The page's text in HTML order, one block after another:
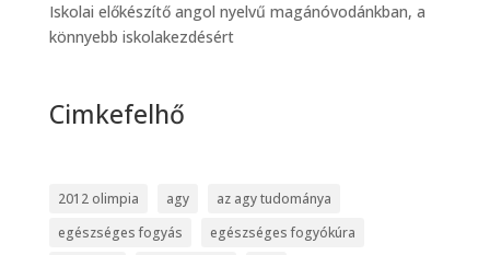
Iskolai előkészítő angol nyelvű magánóvodánkban, a
könnyebb iskolakezdésért
Cimkefelhő
2012 olimpia agy
az agy tudománya
egészséges fogyás
egészséges fogyókúra